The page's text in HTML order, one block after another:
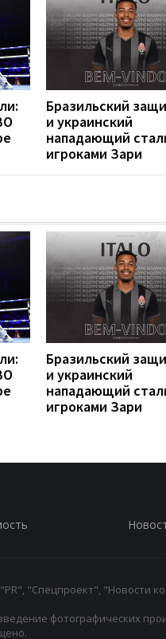
Бразильский
и украинский
нападающий
игроками Зари
Бразильский
и украинский
нападающий
игроками Зари
"Спецпроект", "Новости
фотографических